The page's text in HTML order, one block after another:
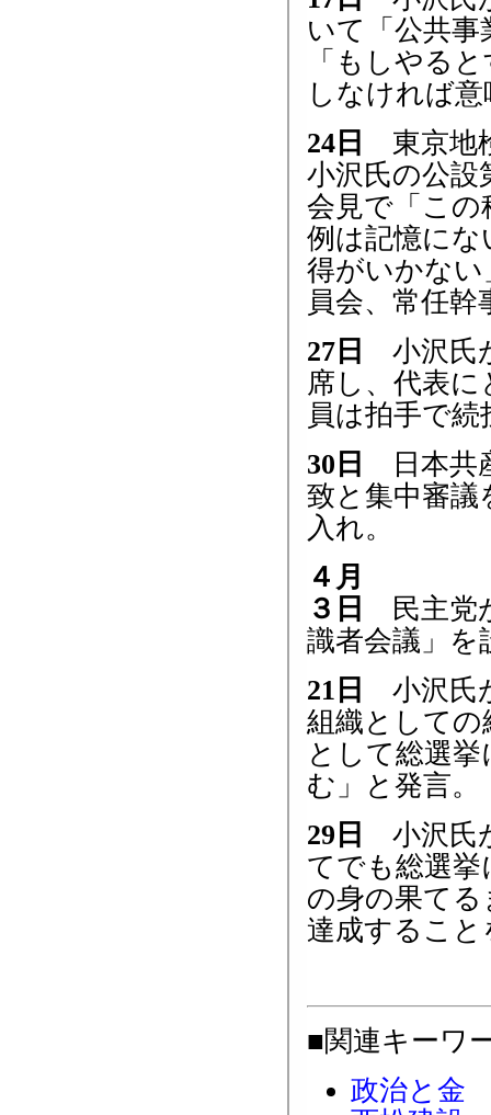
いて「公共
「もしやる
しなければ
24日
東京地
小沢氏の公設
会見で「この
例は記憶にな
得がいかない
員会、常任幹
27日
小沢氏
席し、代表
員は拍手で続
30日
日本共
致と集中審議
入れ。
４月
３日
民主党
識者会議」を
21日
小沢氏
組織として
として総選
む」と発言。
29日
小沢氏
てでも総選挙
の身の果て
達成するこ
■関連キーワ
政治と金